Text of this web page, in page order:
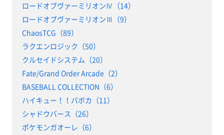
ロードオブヴァーミリオンⅣ（14）
ロードオブヴァーミリオンⅢ（9）
ChaosTCG（89）
ラクエンロジック（50）
クルセイドシステム（20）
Fate/Grand Order Arcade（2）
BASEBALL COLLECTION（6）
ハイキュー！！バボカ（11）
シャドウバース（26）
ポケモンガオーレ（6）